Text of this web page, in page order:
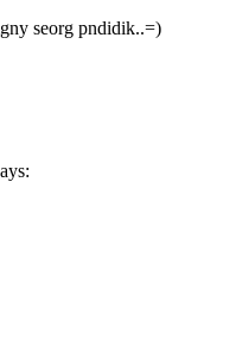
seorg pndidik..=)